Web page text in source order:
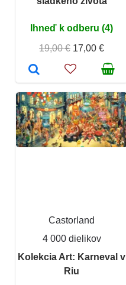
Ihneď k odberu (4)
19,00 € 17,00 €
Castorland
4 000 dielikov
Kolekcia Art: Karneval v
Riu